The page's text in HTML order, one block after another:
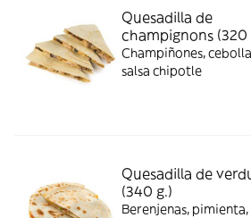
Quesadilla de
champignons (320
Champiñones,
salsa chipotle
Quesadilla de
(340 g.)
Berenjenas,